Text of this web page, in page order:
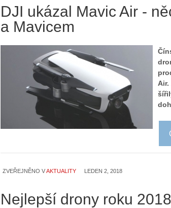
DJI ukázal Mavic Air -
a Mavicem
ZVEŘEJNĚNO VAKTUALITY LEDEN 2, 2018
Nejlepší drony roku 2018